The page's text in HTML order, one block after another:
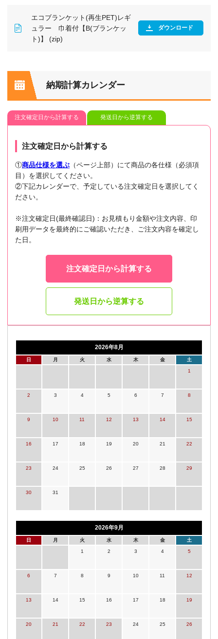
エコブランケット(再生PET)レギ
ュラー 巾着付【B(ブランケッ
ト)】 (zip)
ダウンロード
納期計算カレンダー
注文確定日から計算する 発送日から逆算する
注文確定日から計算する
①商品仕様を選ぶ （ページ上部）にて商品の各仕様（必須項
目）を選択してください。
②下記カレンダーで、予定している注文確定日を選択してく
ださい。
※注文確定日(最終確認日)：お見積もり金額や注文内容、印
刷用データを最終的にご確認いただき、ご注文内容を確定し
た日。
注文確定日から計算する
発送日から逆算する
2026年8月
日 月 火 水 木 金 土
1
2 3 4 5 6 7 8
9 10 11 12 13 14 15
16 17 18 19 20 21 22
23 24 25 26 27 28 29
30 31
2026年9月
日 月 火 水 木 金 土
1 2 3 4 5
6 7 8 9 10 11 12
13 14 15 16 17 18 19
20 21 22 23 24 25 26